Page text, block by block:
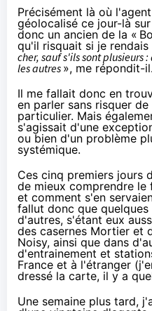
Précisément là où
géolocalisé ce jour-là
donc un ancien de la «
qu'il risquait si je
cher, sauf s'ils sont plusieurs
les autres », me répondit-il.
Il me fallait donc en
en parler sans risquer
particulier. Mais
s'agissait d'une
ou bien d'un problème
systémique.
Ces cinq premiers jours
de mieux comprendre
et comment s'en
fallut donc que
d'autres, s'étant eux
des casernes Mortier et
Noisy, ainsi que dans
d'entrainement et
France et à l'étranger
dressé la carte, il y a
Une semaine plus tard,